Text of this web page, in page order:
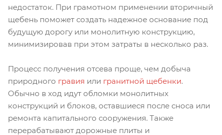
недостаток. При грамотном применении вторичный
щебень поможет создать надежное основание под
будущую дорогу или монолитную конструкцию,
минимизировав при этом затраты в несколько раз.
Процесс получения отсева проще, чем добыча
природного гравия или гранитной щебенки.
Обычно в ход идут обломки монолитных
конструкций и блоков, оставшиеся после сноса или
ремонта капитального сооружения. Также
перерабатывают дорожные плиты и